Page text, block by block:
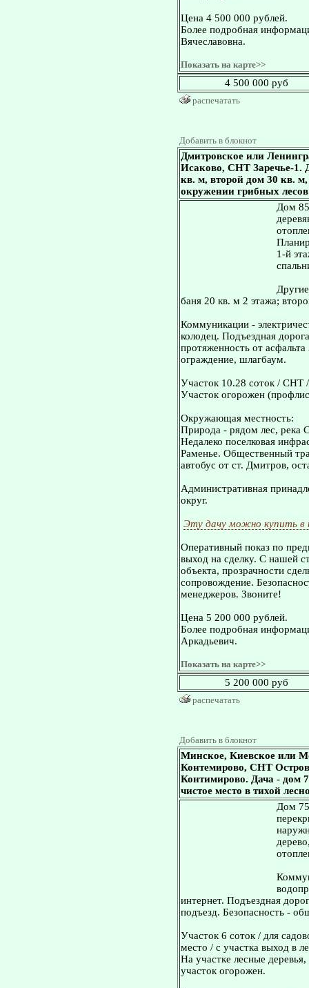
Цена 4 500 000 рублей.
Более подробная
Вячеславовна.
Показать на карте>>
4 500 000 руб
распечатать
Добавить в блокнот
Дмитровское или
Исаково, СНТ Заречье-1.
кв. м, второй дом 30 кв.
окружении грибных
Дом
1-й
баня 20 кв. м 2 этажа;
Коммуникации -
колодец. Подъездная
протяженность от
ограждение, шлагбаум.
Участок 10.28 соток / СНТ
Участок огорожен
Окружающая местность:
Природа - рядом лес, река
Недалеко поселковая
Раменье. Общественный
автобус от ст. Дмитров,
Административная
округ.
Эту дачу можно купить в
Оперативный показ по
выход на сделку. С нашей
объекта, прозрачности
сопровождение.
менеджеров. Звоните!
Цена 5 200 000 рублей.
Более подробная
Аркадьевич.
Показать на карте>>
5 200 000 руб
распечатать
Добавить в блокнот
Минское, Киевское или
Контемирово, СНТ
Контимирово. Дача - дом
чистое место в тихой
Дом
интернет. Подъездная
подъезд. Безопасность -
Участок 6 соток / для
место / с участка выход в
На участке лесные
участок огорожен.